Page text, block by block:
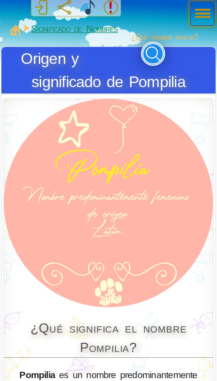
MiSabueso
Significado de Nombres
¿Qué nombre buscas?
Origen y
significado de Pompilia
¿Qué significa el nombre
Pompilia?
Pompiliaes un nombre predominantemente
Men
ú